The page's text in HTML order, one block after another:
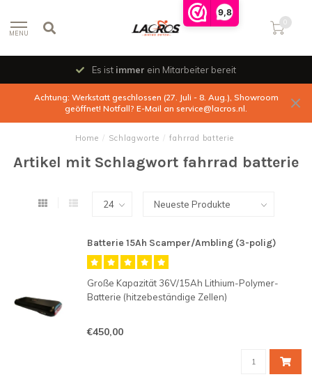
9,8
MENU
0
Es ist immer ein Mitarbeiter bereit
Achtung: Werkstatt geschlossen (27. Juli - 8. Aug.), Showroom
geöffnet! Notfall? E-Mail an service@lacros.nl.
Home / Schlagworte / fahrrad batterie
Artikel mit Schlagwort fahrrad batterie
Batterie 15Ah Scamper/Ambling (3-polig)
Große Kapazität 36V/15Ah Lithium-Polymer-
Batterie (hitzebeständige Zellen)
Modelle mit dem neuen Gepäckträgertyp.
€450,00